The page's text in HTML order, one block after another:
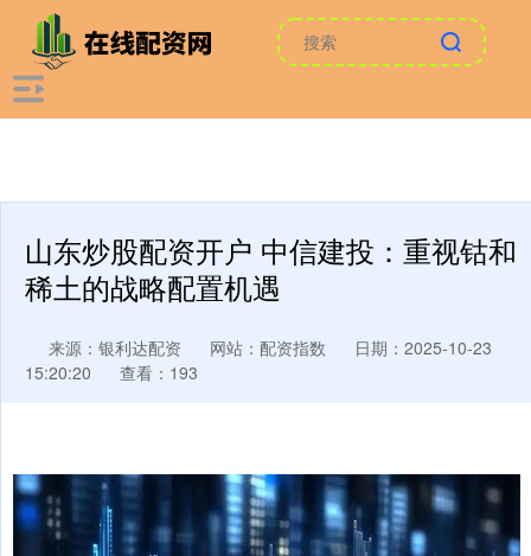
山东炒股配资开户 中信建投：重视钴和
稀土的战略配置机遇
来源：银利达配资 网站：配资指数
日期：2025-10-23
15:20:20
查看：193